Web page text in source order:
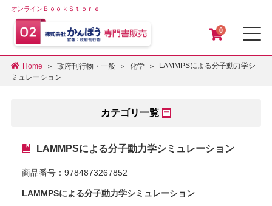
オンラインＢｏｏｋＳｔｏｒｅ
0
Home 政府刊行物・一般 化学
LAMMPSによる分子動力学シ
ミュレーション
カテゴリ一覧
LAMMPSによる分子動力学シミュレーション
商品番号： 9784873267852
LAMMPSによる分子動力学シミュレーション